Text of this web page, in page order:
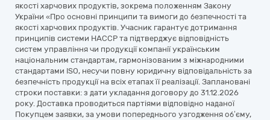
якості харчових продуктів, зокрема положенням Закону
України «Про основні принципи та вимоги до безпечності та
якості харчових продуктів. Учасник гарантує дотримання
принципів системи НАССР та підтверджує відповідність
систем управління чи продукції компанії українським
національним стандартам, гармонізованим з міжнародними
стандартами ISO, несучи повну юридичну відповідальність за
безпечність продукції на всіх етапах її реалізації. Заплановані
строки поставки: з дати укладання договору до 31.12.2026
року. Доставка проводиться партіями відповідно наданої
Покупцем заявки, за умови попереднього узгодження об’єму,